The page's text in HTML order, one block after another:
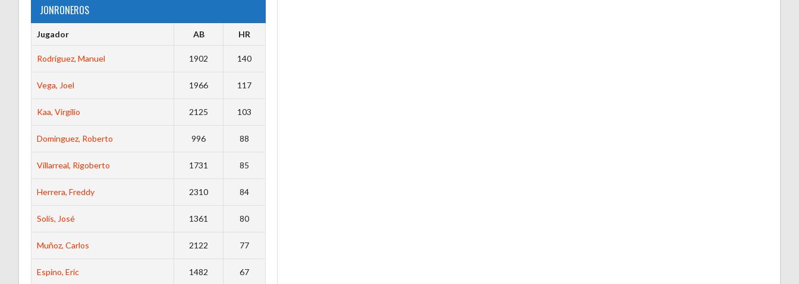
JONRONEROS
Jugador AB HR
Rodríguez, Manuel 1902 140
Vega, Joel 1966 117
Kaa, Virgilio 2125 103
Dominguez, Roberto 996 88
Villarreal, Rigoberto 1731 85
Herrera, Freddy 2310 84
Solís, José 1361 80
Muñoz, Carlos 2122 77
Espino, Eric 1482 67